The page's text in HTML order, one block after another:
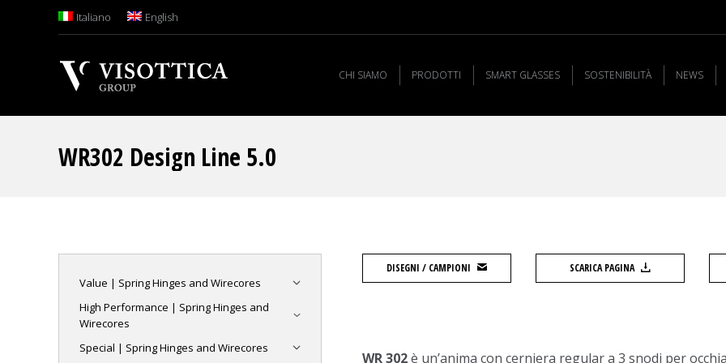
Italiano English
CHI SIAMO PRODOTTI SMART GLASSES SOSTENIBILITÀ NEWS
WR302 Design Line 5.0
DISEGNI / CAMPIONI SCARICA PAGINA
WR 302è un’anima con cerniera regular a 3 snodi per
Value | Spring Hinges and Wirecores
High Performance | Spring Hinges and
Wirecores
Special | Spring Hinges and Wirecores